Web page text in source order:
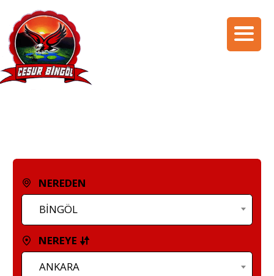
NEREDEN
BİNGÖL
NEREYE
ANKARA